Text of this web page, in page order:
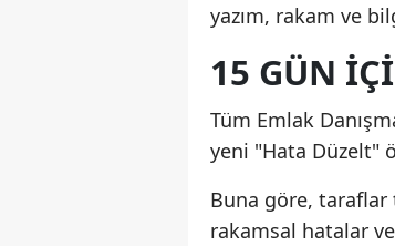
yazım, rakam ve
15 GÜN
Tüm Emlak
yeni "Hata Düzelt"
Buna göre, taraflar
rakamsal hatalar